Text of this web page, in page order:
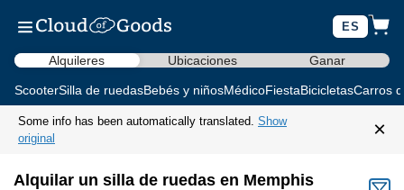
ES
Alquileres Ubicaciones Ganar
ScooterSilla de ruedasBebés y niñosMédicoFiestaBicicletasCarros
Some info has been automatically translated. Show
original
×
Alquilar un silla de ruedas en Memphis